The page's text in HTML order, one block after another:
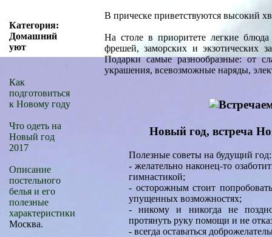
Категория:
Домашний
уют
Как
подготовиться
к Новому году
Что одеть на
Новый год
2017
Описание
постельного
белья и его
полезные
характеристики
Москва.
В прическе приветствуются высокий
На столе в приоритете легкие
фрешей, заморских и экзотических
Подарки самые разнообразные: от
украшения, всевозможные наряды,
Новый год, встреча
Полезные советы на будущий год:
- желательно наконец-то
гимнастикой;
- осторожным стоит
упущенных возможностях;
- никому и никогда не
протянуть руку помощи и не
- всегда оставаться